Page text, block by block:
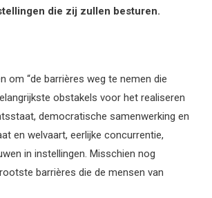
die zij zullen besturen.
om “de barrières weg te nemen die
obstakels voor het realiseren
democratische samenwerking en
en welvaart, eerlijke concurrentie,
in instellingen. Misschien nog
barrières die de mensen van